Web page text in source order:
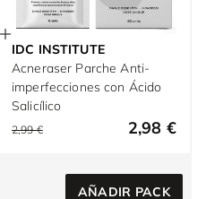
IDC INSTITUTE
Acneraser Parche Anti-
imperfecciones con Ácido
Salicílico
2,99 € 2,98 €
AÑADIR PACK